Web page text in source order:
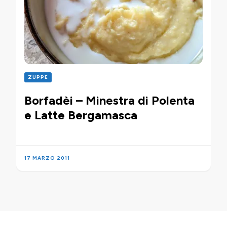
ZUPPE
Borfadèi – Minestra di Polenta
e Latte Bergamasca
17 MARZO 2011